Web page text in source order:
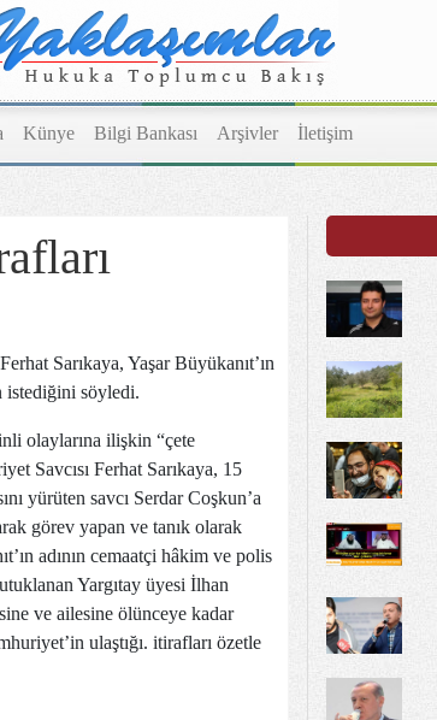
Künye Bilgi Bankası Arşivler İletişim
Sarıkaya, Yaşar Büyükanıt’ın
istediğini söyledi.
olaylarına ilişkin “çete
Savcısı Ferhat Sarıkaya, 15
yürüten savcı Serdar Coşkun’a
görev yapan ve tanık olarak
adının cemaatçi hâkim ve polis
Yargıtay üyesi İlhan
ve ailesine ölünceye kadar
ulaştığı. itirafları özetle